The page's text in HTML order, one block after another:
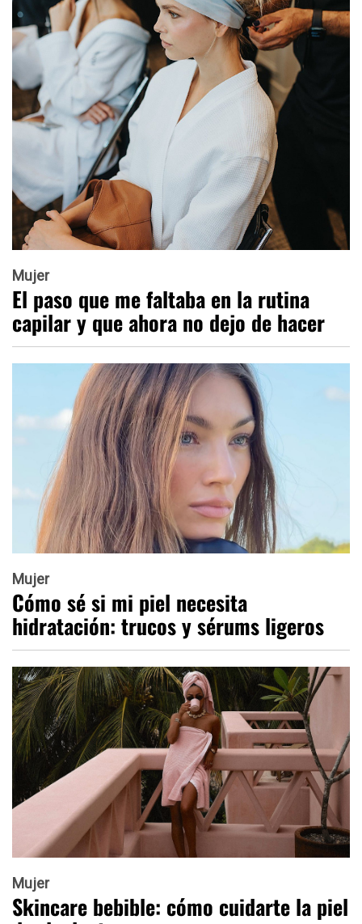
Mujer
El paso que me faltaba en la rutina
capilar y que ahora no dejo de hacer
Mujer
Cómo sé si mi piel necesita
hidratación: trucos y sérums ligeros
Mujer
Skincare bebible: cómo cuidarte la piel